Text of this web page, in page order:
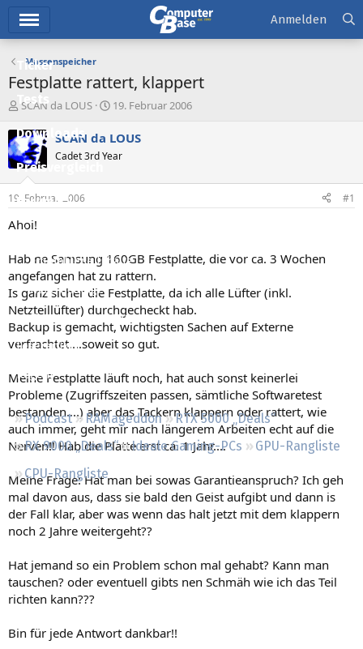
Ticker
Tests
Downloads
Preisvergleich
Forum
Aktuelles
Empfohlene Inhalte
Neue Beiträge
Neueste Aktivitäten
Leserartikel
Regeln
Podcast RAMageddon
RTX 5000 „Deals“
RX 9000 „Deals“
Ideale Gaming-PCs
GPU-Rangliste
CPU-Rangliste
Anmelden
Massenspeicher
Festplatte rattert, klappert
E
s
t
e
e
r
SCAN da LOUS
E
s
e
t
19. Februar 2006
SCAN da LOUS
Cadet 3rd Year
19. Februar 2006 #1
Ahoi!
Hab ne Samsung 160GB Festplatte, die vor ca. 3 Wochen
angefangen hat zu rattern.
Is ganz sicher die Festplatte, da ich alle Lüfter (inkl.
Netzteillüfter) durchgecheckt hab.
Backup is gemacht, wichtigsten Sachen auf Externe
verfrachtet....soweit so gut.
Meine Festplatte läuft noch, hat auch sonst keinerlei
Probleme (Zugriffszeiten passen, sämtliche Softwaretest
bestanden....) aber das Tackern klappern oder rattert, wie
auch immer, geht mir nach längerem Arbeiten echt auf die
Nerven!! Hab die Platte erst ca. 1 Jahr....
Meine Frage: Hat man bei sowas Garantieanspruch? Ich geh
mal davon aus, dass sie bald den Geist aufgibt und dann is
der Fall klar, aber was wenn das halt jetzt mit dem klappern
noch 2 Jahre weitergeht??
Hat jemand so ein Problem schon mal gehabt? Kann man
tauschen? oder eventuell gibts nen Schmäh wie ich das Teil
richten kann???
Bin für jede Antwort dankbar!!